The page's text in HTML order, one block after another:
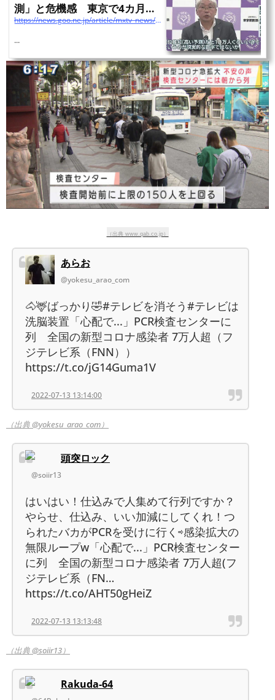
測」と危機感 東京で4カ月ぶ
り1万人超
https://news.goo.ne.jp/article/mxtv_news/region/mxtv_news-20220713103908030.html
...
（出典 www.qab.co.jp）
あらお
@yokesu_arao_com
🐴🦌ばっかり🤣#テレビを消そう#テレビは
洗脳装置「心配で...」PCR検査センターに
列 全国の新型コロナ感染者 7万人超（フ
ジテレビ系（FNN））
https://t.co/jG14Guma1V
2022-07-13 13:14:00
（出典 @yokesu_arao_com）
頭突ロック
@soiir13
はいはい！仕込みで人集めて行列ですか？
やらせ、仕込み、いい加減にしてくれ！つ
られたバカがPCRを受けに行く⇨感染拡大の
無限ループw「心配で...」PCR検査センター
に列 全国の新型コロナ感染者 7万人超(フ
ジテレビ系（FN…
https://t.co/AHT50gHeiZ
2022-07-13 13:13:48
（出典 @soiir13）
Rakuda-64